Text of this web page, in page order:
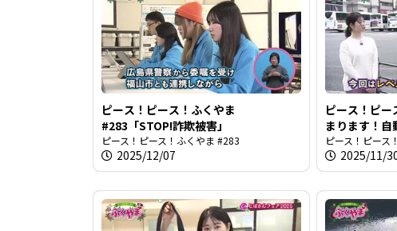
ピース！ピース！ふくやま
#283「STOP!詐欺被害」
ピース！ピース！ふくやま #283
2025/12/07
ピース！ピ
まります！自
ピース！ピース
2025/11/